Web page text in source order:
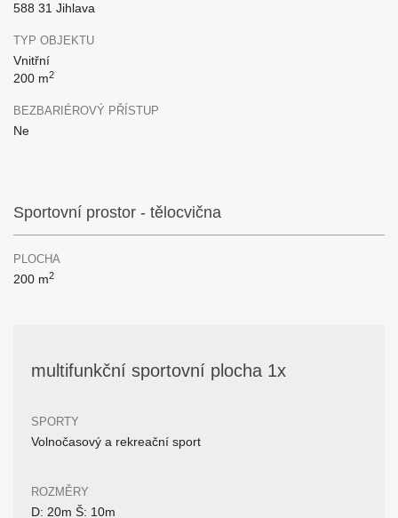
588 31 Jihlava
TYP OBJEKTU
Vnitřní
200 m2
BEZBARIÉROVÝ PŘÍSTUP
Ne
Sportovní prostor - tělocvična
PLOCHA
200 m2
multifunkční sportovní plocha 1x
SPORTY
Volnočasový a rekreační sport
ROZMĚRY
D: 20m Š: 10m